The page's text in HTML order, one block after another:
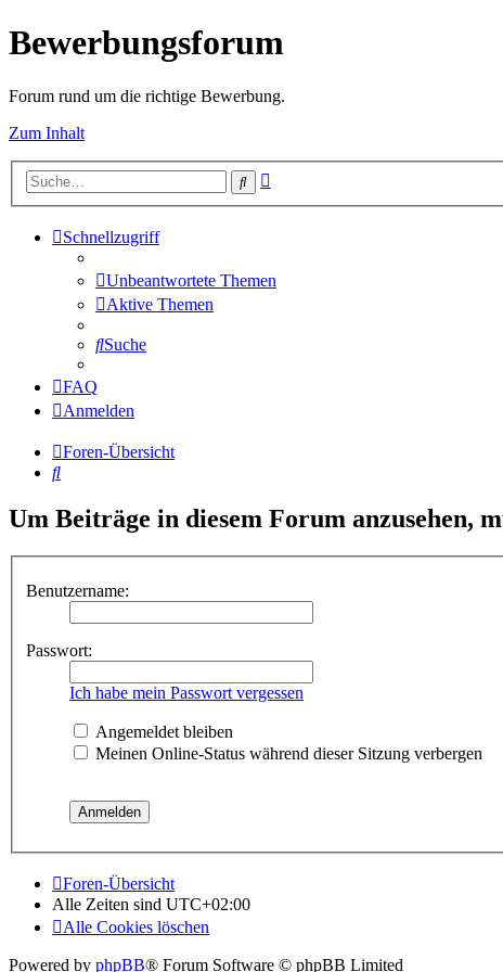
Bewerbungsforum
Forum rund um die richtige Bewerbung.
Zum Inhalt
Suche
Schnellzugriff
Unbeantwortete Themen
Aktive Themen
Suche
FAQ
Anmelden
Foren-Übersicht
Suche
Um Beiträge in diesem Forum anzusehen,
Benutzername:
Passwort:
Ich habe mein Passwort vergessen
Angemeldet bleiben
Meinen Online-Status während dieser Sitzung verbergen
Foren-Übersicht
Alle Zeiten sind UTC+02:00
Alle Cookies löschen
Powered by phpBB® Forum Software © phpBB Limited